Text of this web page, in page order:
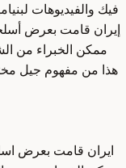
فيك والفيديوهات
إيران قامت بعرض
ممكن الخبراء من
هذا من مفهوم جيل
ايران قامت بعرض